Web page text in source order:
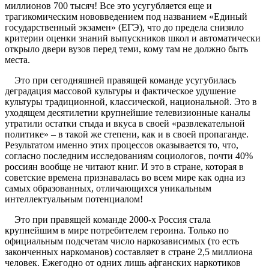
миллионов 700 тысяч! Все это усугубляется еще и
трагикомическим нововведением под названием «Единый
государственный экзамен» (ЕГЭ), что до предела снизило
критерии оценки знаний выпускников школ и автоматически
открыло двери вузов перед теми, кому там не должно быть
места.
Это при сегодняшней правящей команде усугубилась
деградация массовой культуры и фактическое удушение
культуры традиционной, классической, национальной. Это в
уходящем десятилетии крупнейшие телевизионные каналы
утратили остатки стыда и вкуса в своей «развлекательной
политике» – в такой же степени, как и в своей пропаганде.
Результатом именно этих процессов оказывается то, что,
согласно последним исследованиям социологов, почти 40%
россиян вообще не читают книг. И это в стране, которая в
советские времена признавалась во всем мире как одна из
самых образованных, отличающихся уникальным
интеллектуальным потенциалом!
Это при правящей команде 2000-х Россия стала
крупнейшим в мире потребителем героина. Только по
официальным подсчетам число наркозависимых (то есть
законченных наркоманов) составляет в стране 2,5 миллиона
человек. Ежегодно от одних лишь афганских наркотиков